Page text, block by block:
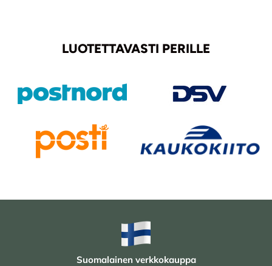
LUOTETTAVASTI PERILLE
Suomalainen verkkokauppa